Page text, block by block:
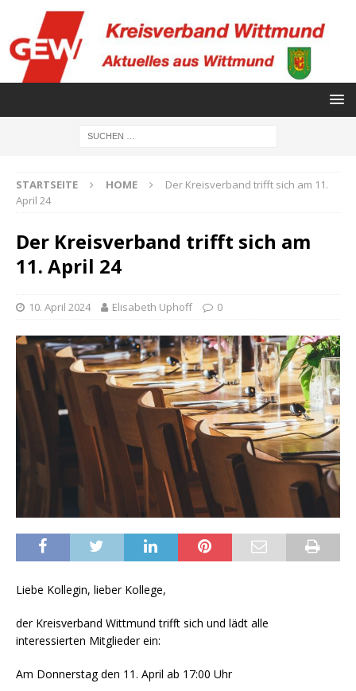
STARTSEITE HOME
Der Kreisverband trifft sich am 11.
April 24
Der Kreisverband trifft sich am
11. April 24
10. April 2024 Elisabeth Uphoff 0
Liebe Kollegin, lieber Kollege,
der Kreisverband Wittmund trifft sich und lädt alle
interessierten Mitglieder ein:
Am Donnerstag den 11. April ab 17:00 Uhr